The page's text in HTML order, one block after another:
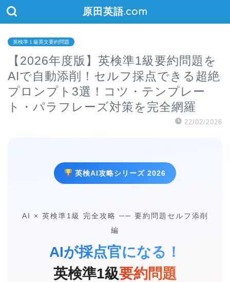
原田英語.com
英検準１級英文要約問題
【2026年度版】英検準1級要約問題を
AIで自動添削！セルフ採点できる超絶
プロンプト3選！コツ・テンプレー
ト・パラフレーズ対策を完全網羅
22/02/2026
英検AI攻略シリーズ 2026
AI × 英検準1級 完全攻略 ── 要約問題セルフ添削
編
AIが採点官になる！
英検準1級要約問題